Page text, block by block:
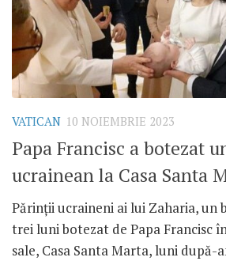
VATICAN 10 NOIEMBRIE 2023
Papa Francisc a botezat
ucrainean la Casa Santa
Părinții ucraineni ai lui Zaharia, un
trei luni botezat de Papa Francisc
sale, Casa Santa Marta, luni după-